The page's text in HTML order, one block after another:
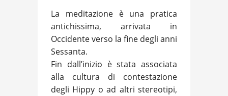
La meditazione è una pratica
antichissima, arrivata in
Occidente verso la fine degli anni
Sessanta.
Fin dall’inizio è stata associata
alla cultura di contestazione
degli Hippy o ad altri stereotipi,